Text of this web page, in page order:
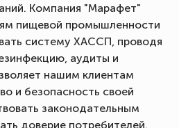
Компания "Марафет"
пищевой промышленности
систему ХАССП, проводя
аудиты и
нашим клиентам
и безопасность своей
законодательным
доверие потребителей.